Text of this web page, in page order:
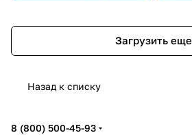
Загрузить еще
Назад к списку
8 (800) 500-45-93